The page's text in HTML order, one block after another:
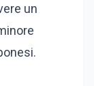
un